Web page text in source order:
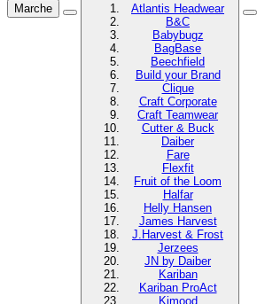
Marche
Atlantis Headwear
B&C
Babybugz
BagBase
Beechfield
Build your Brand
Clique
Craft Corporate
Craft Teamwear
Cutter & Buck
Daiber
Fare
Flexfit
Fruit of the Loom
Halfar
Helly Hansen
James Harvest
J.Harvest & Frost
Jerzees
JN by Daiber
Kariban
Kariban ProAct
Kimood